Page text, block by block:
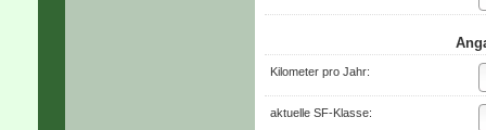
Kilometer pro Jahr:
aktuelle SF-Klasse: